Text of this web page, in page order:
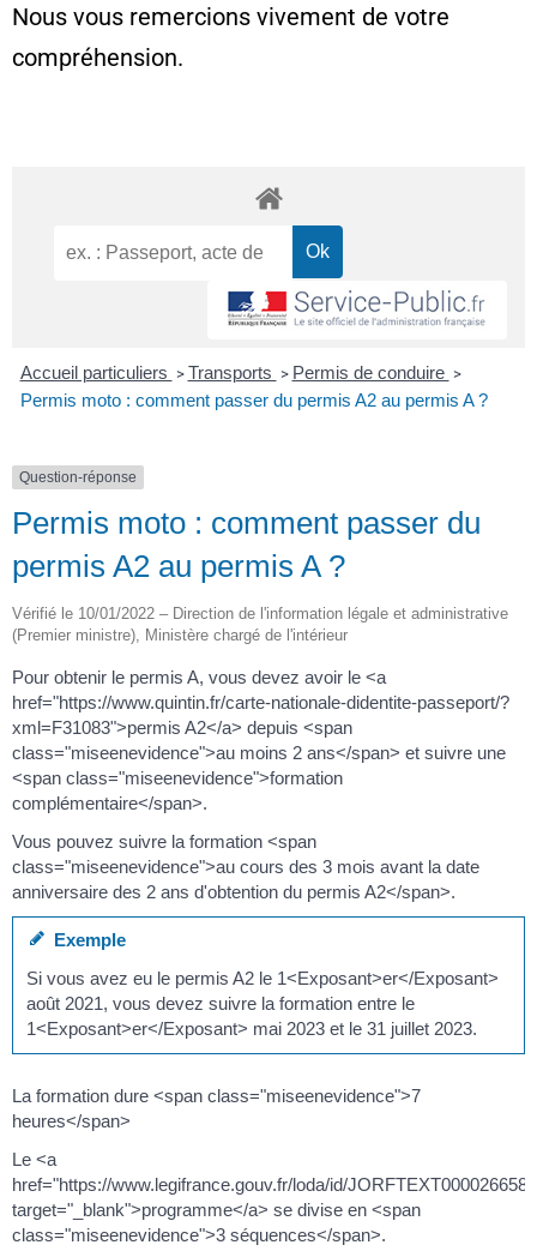
Nous vous remercions vivement de votre
compréhension.
Accueil particuliers > Transports > Permis de conduire >
Permis moto : comment passer du permis A2 au permis A ?
Question-réponse
Permis moto : comment passer du
permis A2 au permis A ?
Vérifié le 10/01/2022 – Direction de l'information légale et administrative
(Premier ministre), Ministère chargé de l'intérieur
Pour obtenir le permis A, vous devez avoir le <a
href="https://www.quintin.fr/carte-nationale-didentite-passeport/?
xml=F31083">permis A2</a> depuis <span
class="miseenevidence">au moins 2 ans</span> et suivre une
<span class="miseenevidence">formation
complémentaire</span>.
Vous pouvez suivre la formation <span
class="miseenevidence">au cours des 3 mois avant la date
anniversaire des 2 ans d'obtention du permis A2</span>.
Exemple
Si vous avez eu le permis A2 le 1<Exposant>er</Exposant>
août 2021, vous devez suivre la formation entre le
1<Exposant>er</Exposant> mai 2023 et le 31 juillet 2023.
La formation dure <span class="miseenevidence">7
heures</span>
Le <a
href="https://www.legifrance.gouv.fr/loda/id/
target="_blank">programme</a> se divise en <span
class="miseenevidence">3 séquences</span>.